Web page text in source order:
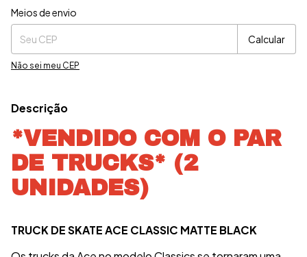
Entregas para o CEP:
Meios de envio
Calcular
Não sei meu CEP
Descrição
*VENDIDO COM O PAR
DE TRUCKS* (2
UNIDADES)
TRUCK DE SKATE ACE CLASSIC MATTE BLACK